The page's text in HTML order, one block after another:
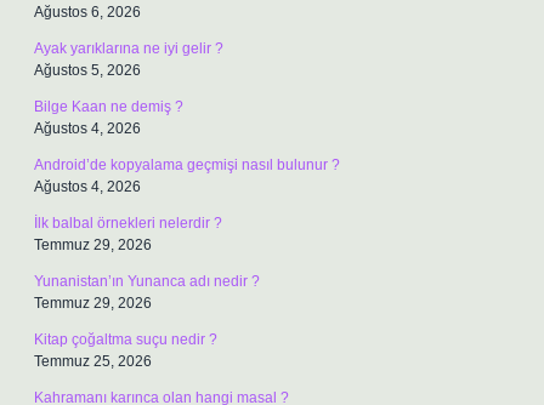
Ağustos 6, 2026
Ayak yarıklarına ne iyi gelir ?
Ağustos 5, 2026
Bilge Kaan ne demiş ?
Ağustos 4, 2026
Android’de kopyalama geçmişi nasıl bulunur ?
Ağustos 4, 2026
İlk balbal örnekleri nelerdir ?
Temmuz 29, 2026
Yunanistan’ın Yunanca adı nedir ?
Temmuz 29, 2026
Kitap çoğaltma suçu nedir ?
Temmuz 25, 2026
Kahramanı karınca olan hangi masal ?